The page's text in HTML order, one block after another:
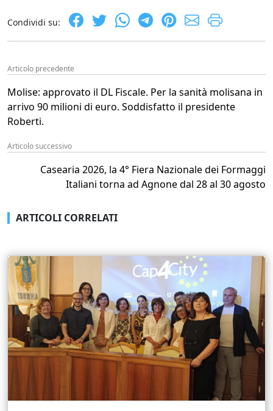
Condividi su:
Articolo precedente
Molise: approvato il DL Fiscale. Per la sanità molisana in
arrivo 90 milioni di euro. Soddisfatto il presidente
Roberti.
Articolo successivo
Casearia 2026, la 4° Fiera Nazionale dei Formaggi
Italiani torna ad Agnone dal 28 al 30 agosto
ARTICOLI CORRELATI